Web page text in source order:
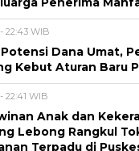
Penerima
22:43 WIB
Dana Umat,
Kebut Aturan Baru
22:41 WIB
Anak dan
Lebong Rangkul
Terpadu di